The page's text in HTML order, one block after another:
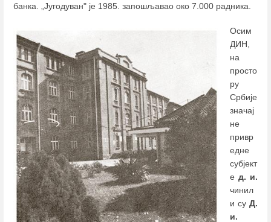
банка. „Југодуван" је 1985. запошљавао око 7.000 радника.
Осим
ДИН,
на
просто
ру
Србије
значај
не
привр
едне
субјект
е д. и.
чинил
и су Д.
и.